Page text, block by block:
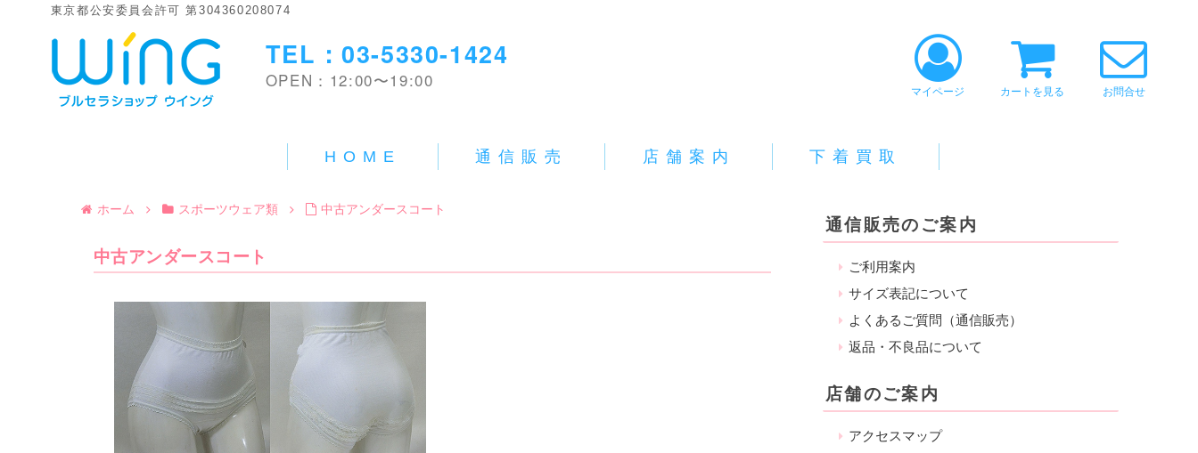
東京都公安委員会許可 第304360208074
TEL：03-5330-1424
OPEN：12:00〜19:00
マイページ カートを見る お問合せ
HOME 通信販売 店舗案内 下着買取
ホーム スポーツウェア類 中古アンダースコート
中古アンダースコート
通信販売のご案内
ご利用案内
サイズ表記について
よくあるご質問（通信販売）
返品・不良品について
店舗のご案内
アクセスマップ